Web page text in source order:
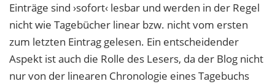
Einträge sind ›sofort‹ lesbar und werden in der Regel
nicht wie Tagebücher linear bzw. nicht vom ersten
zum letzten Eintrag gelesen. Ein entscheidender
Aspekt ist auch die Rolle des Lesers, da der Blog nicht
nur von der linearen Chronologie eines Tagebuchs